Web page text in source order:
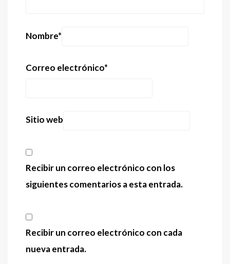
Nombre*
Correo electrónico*
Sitio web
Recibir un correo electrónico con los
siguientes comentarios a esta entrada.
Recibir un correo electrónico con cada
nueva entrada.